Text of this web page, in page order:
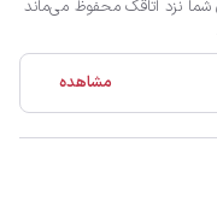
شما نزد اتاقک محفوظ می‌ماند
مشاهده